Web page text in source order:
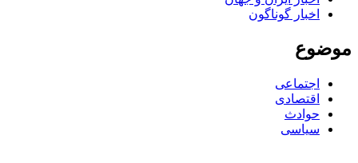
اخبار گوناگون
اجتماعی
اقتصادی
حوادث
سیاسی